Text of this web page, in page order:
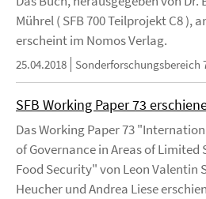
Mührel ( SFB 700 Teilprojekt C8 ),
erscheint im Nomos Verlag.
25.04.2018 Sonderforschungsbereich
SFB Working Paper 73
Das Working Paper 73
of Governance in Areas of Limited
Food Security" von Leon Valentin
Heucher und Andrea Liese